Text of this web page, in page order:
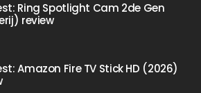
Ring Spotlight Cam 2de Gen
review
Amazon Fire TV Stick HD (2026)